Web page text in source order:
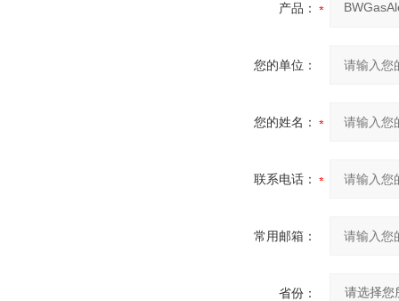
产品：
您的单位：
您的姓名：
联系电话：
常用邮箱：
省份：